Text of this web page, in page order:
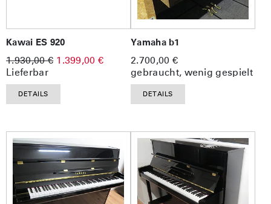
Kawai ES 920
1.930,00 € 1.399,00 €
Lieferbar
DETAILS
Yamaha b1
2.700,00 €
gebraucht, wenig gespielt
DETAILS